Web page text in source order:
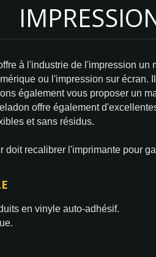
à l'industrie de l'impression
ou l'impression sur écran.
également vous proposer un
offre également
et sans résidus.
doit recalibrer l'imprimante pour
en vinyle auto-adhésif.